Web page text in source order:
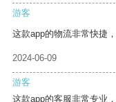
游客
这款app的物流非常快捷
2024-06-09
游客
这款app的客服非常专业